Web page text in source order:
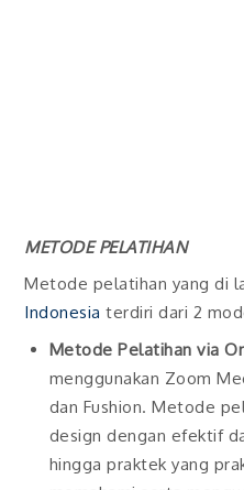
METODE PELATIHAN
Metode pelatihan yang di
Indonesiaterdiri dari 2
Metode Pelatihan via
menggunakan Zoom
dan Fushion. Metode
design dengan efektif
hingga praktek yang